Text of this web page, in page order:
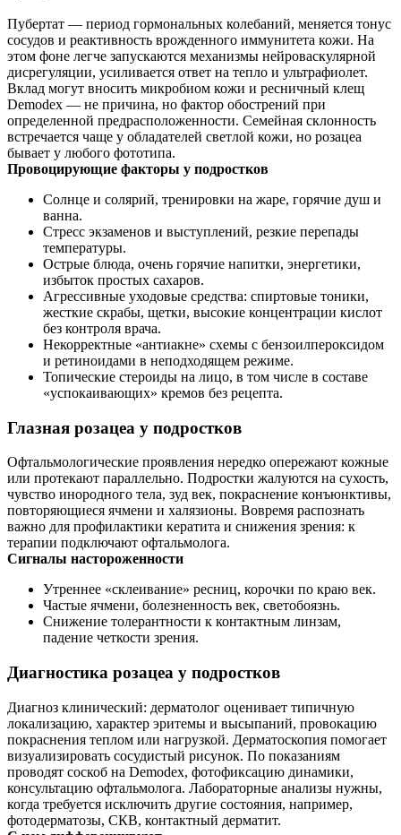
Пубертат — период гормональных колебаний, меняется тонус
сосудов и реактивность врожденного иммунитета кожи. На
этом фоне легче запускаются механизмы нейроваскулярной
дисрегуляции, усиливается ответ на тепло и ультрафиолет.
Вклад могут вносить микробиом кожи и ресничный клещ
Demodex — не причина, но фактор обострений при
определенной предрасположенности. Семейная склонность
встречается чаще у обладателей светлой кожи, но розацеа
бывает у любого фототипа.
Провоцирующие факторы у подростков
Солнце и солярий, тренировки на жаре, горячие душ и
ванна.
Стресс экзаменов и выступлений, резкие перепады
температуры.
Острые блюда, очень горячие напитки, энергетики,
избыток простых сахаров.
Агрессивные уходовые средства: спиртовые тоники,
жесткие скрабы, щетки, высокие концентрации кислот
без контроля врача.
Некорректные «антиакне» схемы с бензоилпероксидом
и ретиноидами в неподходящем режиме.
Топические стероиды на лицо, в том числе в составе
«успокаивающих» кремов без рецепта.
Глазная розацеа у подростков
Офтальмологические проявления нередко опережают кожные
или протекают параллельно. Подростки жалуются на сухость,
чувство инородного тела, зуд век, покраснение конъюнктивы,
повторяющиеся ячмени и халязионы. Вовремя распознать
важно для профилактики кератита и снижения зрения: к
терапии подключают офтальмолога.
Сигналы настороженности
Утреннее «склеивание» ресниц, корочки по краю век.
Частые ячмени, болезненность век, светобоязнь.
Снижение толерантности к контактным линзам,
падение четкости зрения.
Диагностика розацеа у подростков
Диагноз клинический: дерматолог оценивает типичную
локализацию, характер эритемы и высыпаний, провокацию
покраснения теплом или нагрузкой. Дерматоскопия помогает
визуализировать сосудистый рисунок. По показаниям
проводят соскоб на Demodex, фотофиксацию динамики,
консультацию офтальмолога. Лабораторные анализы нужны,
когда требуется исключить другие состояния, например,
фотодерматозы, СКВ, контактный дерматит.